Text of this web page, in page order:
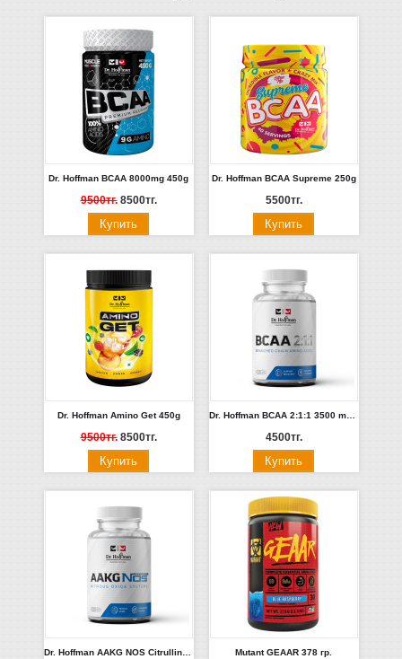
Dr. Hoffman BCAA 8000mg 450g
9500тг. 8500тг.
Dr. Hoffman ВСАА Supreme 250g
5500тг.
Dr. Hoffman Amino Get 450g
9500тг. 8500тг.
Dr. Hoffman ВСАА 2:1:1 3500 mg 120 capsules
4500тг.
Dr. Hoffman AAKG NOS Citrulline 120 capsules Mutant GEAAR 378 гр.